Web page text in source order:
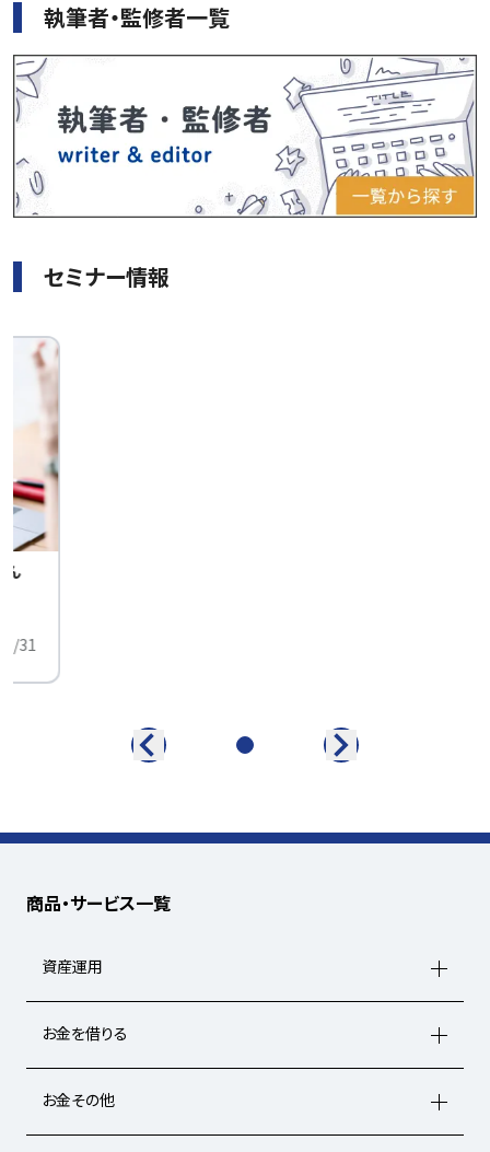
執筆者・監修者一覧
セミナー情報
ん
31
商品・サービス一覧
資産運用
お金を借りる
お金その他